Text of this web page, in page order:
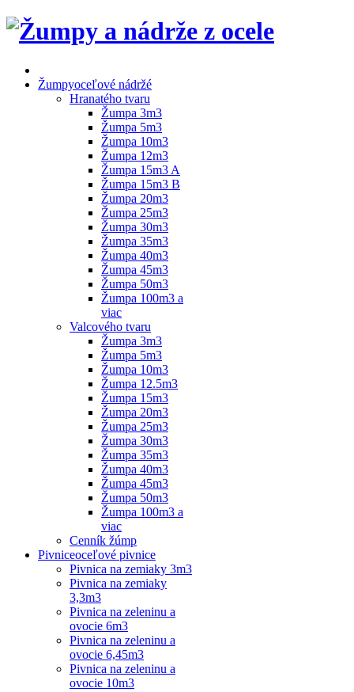
Žumpyoceľové nádržé
Hranatého tvaru
Žumpa 3m3
Žumpa 5m3
Žumpa 10m3
Žumpa 12m3
Žumpa 15m3 A
Žumpa 15m3 B
Žumpa 20m3
Žumpa 25m3
Žumpa 30m3
Žumpa 35m3
Žumpa 40m3
Žumpa 45m3
Žumpa 50m3
Žumpa 100m3 a
viac
Valcového tvaru
Žumpa 3m3
Žumpa 5m3
Žumpa 10m3
Žumpa 12.5m3
Žumpa 15m3
Žumpa 20m3
Žumpa 25m3
Žumpa 30m3
Žumpa 35m3
Žumpa 40m3
Žumpa 45m3
Žumpa 50m3
Žumpa 100m3 a
viac
Cenník žúmp
Pivniceoceľové pivnice
Pivnica na zemiaky 3m3
Pivnica na zemiaky
3,3m3
Pivnica na zeleninu a
ovocie 6m3
Pivnica na zeleninu a
ovocie 6,45m3
Pivnica na zeleninu a
ovocie 10m3